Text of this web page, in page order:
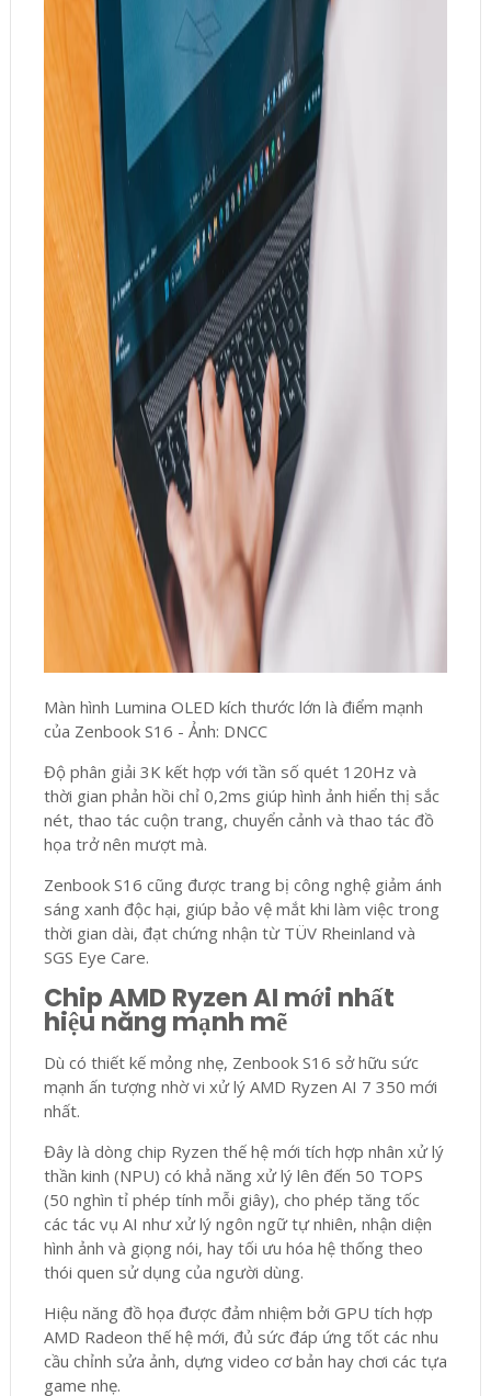
Màn hình Lumina OLED kích thước lớn là điểm mạnh
của Zenbook S16 - Ảnh: DNCC
Độ phân giải 3K kết hợp với tần số quét 120Hz và
thời gian phản hồi chỉ 0,2ms giúp hình ảnh hiển thị sắc
nét, thao tác cuộn trang, chuyển cảnh và thao tác đồ
họa trở nên mượt mà.
Zenbook S16 cũng được trang bị công nghệ giảm ánh
sáng xanh độc hại, giúp bảo vệ mắt khi làm việc trong
thời gian dài, đạt chứng nhận từ TÜV Rheinland và
SGS Eye Care.
Chip AMD Ryzen AI mới nhất
hiệu năng mạnh mẽ
Dù có thiết kế mỏng nhẹ, Zenbook S16 sở hữu sức
mạnh ấn tượng nhờ vi xử lý AMD Ryzen AI 7 350 mới
nhất.
Đây là dòng chip Ryzen thế hệ mới tích hợp nhân xử lý
thần kinh (NPU) có khả năng xử lý lên đến 50 TOPS
(50 nghìn tỉ phép tính mỗi giây), cho phép tăng tốc
các tác vụ AI như xử lý ngôn ngữ tự nhiên, nhận diện
hình ảnh và giọng nói, hay tối ưu hóa hệ thống theo
thói quen sử dụng của người dùng.
Hiệu năng đồ họa được đảm nhiệm bởi GPU tích hợp
AMD Radeon thế hệ mới, đủ sức đáp ứng tốt các nhu
cầu chỉnh sửa ảnh, dựng video cơ bản hay chơi các tựa
game nhẹ.